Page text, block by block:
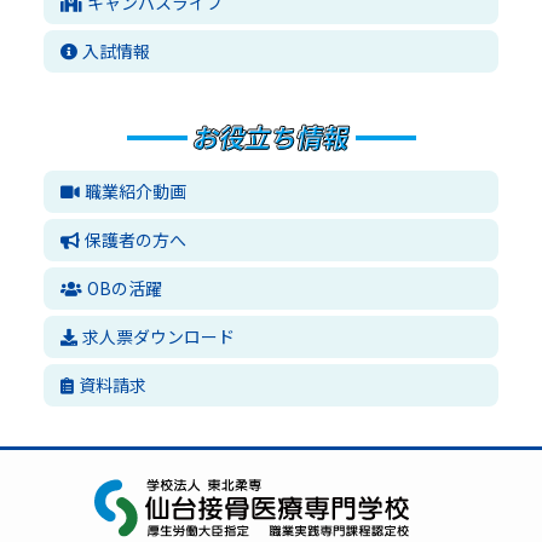
入試情報
職業紹介動画
保護者の方へ
OBの活躍
求人票ダウンロード
資料請求